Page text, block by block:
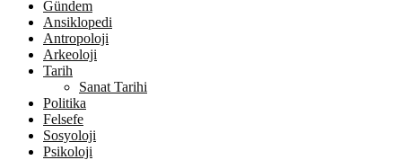
Gündem
Ansiklopedi
Antropoloji
Arkeoloji
Tarih
Sanat Tarihi
Politika
Felsefe
Sosyoloji
Psikoloji